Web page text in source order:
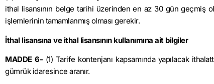
ithal lisansının belge tarihi üzerinden en az 30 gün geçmiş
işlemlerinin tamamlanmış olması gerekir.
İthal lisansına ve ithal lisansının kullanımına ait bilgiler
MADDE 6- (1) Tarife kontenjanı kapsamında yapılacak
gümrük idaresince aranır.